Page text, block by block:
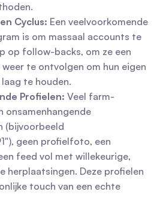
Cyclus: Een veelvoorkomende
is om massaal accounts te
op follow-backs, om ze een
te ontvolgen om hun eigen
te houden.
Profielen: Veel farm-
onsamenhangende
(bijvoorbeeld
geen profielfoto, een
feed vol met willekeurige,
herplaatsingen. Deze profielen
touch van een echte